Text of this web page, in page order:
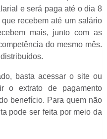
e será paga até o dia 8
recebem até um salário
mais, junto com as
do mesmo mês.
basta acessar o site ou
o extrato de pagamento
benefício. Para quem não
pode ser feita por meio da